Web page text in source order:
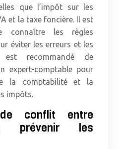
que l’impôt sur les
et la taxe foncière. Il est
connaître les règles
éviter les erreurs et les
est recommandé de
expert-comptable pour
la comptabilité et la
impôts.
conflit entre
prévenir les